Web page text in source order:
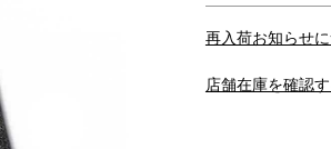
再入荷お知らせ
店舗在庫を確認